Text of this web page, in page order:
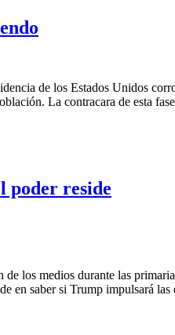
de los Estados Unidos
La contracara de esta
poder reside
los medios durante las
en saber si Trump impulsará